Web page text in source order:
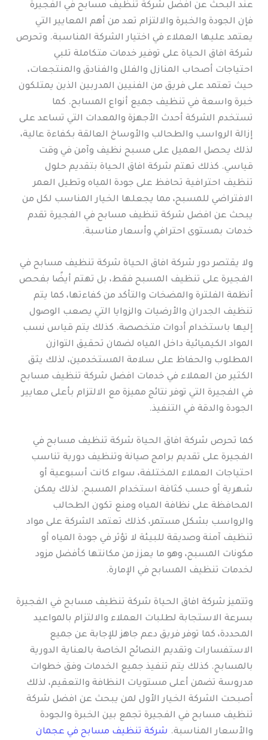
عند البحث عن افضل شركة تنظيف مسابح في الفجيرة
فإن الجودة والخبرة والالتزام تعد من أهم المعايير التي
يعتمد عليها العملاء في اختيار الشركة المناسبة. وتحرص
شركة افاق الحياة على توفير خدمات متكاملة تلبي
احتياجات أصحاب المنازل والفلل والفنادق والمنتجعات،
حيث تعتمد على فريق من الفنيين المدربين الذين يمتلكون
خبرة واسعة في تنظيف جميع أنواع المسابح. كما
تستخدم الشركة أحدث الأجهزة والمعدات التي تساعد على
إزالة الرواسب والطحالب والأوساخ العالقة بكفاءة عالية،
لذلك يحصل العميل على مسبح نظيف وآمن في وقت
قياسي. كذلك تهتم شركة افاق الحياة بتقديم حلول
تنظيف احترافية تحافظ على جودة المياه وتطيل العمر
الافتراضي للمسبح، مما يجعلها الخيار المناسب لكل من
يبحث عن افضل شركة تنظيف مسابح في الفجيرة تقدم
خدمات بمستوى احترافي وأسعار مناسبة.
ولا يقتصر دور شركة افاق الحياة شركة تنظيف مسابح في
الفجيرة على تنظيف المسبح فقط، بل تهتم أيضًا بفحص
أنظمة الفلترة والمضخات والتأكد من كفاءتها، كما يتم
تنظيف الجدران والأرضيات والزوايا التي يصعب الوصول
إليها باستخدام أدوات متخصصة. كذلك يتم قياس نسب
المواد الكيميائية داخل المياه لضمان تحقيق التوازن
المطلوب والحفاظ على سلامة المستخدمين، لذلك يثق
الكثير من العملاء في خدمات افضل شركة تنظيف مسابح
في الفجيرة التي توفر نتائج مميزة مع الالتزام بأعلى معايير
الجودة والدقة في التنفيذ.
كما تحرص شركة افاق الحياة شركة تنظيف مسابح في
الفجيرة على تقديم برامج صيانة وتنظيف دورية تناسب
احتياجات العملاء المختلفة، سواء كانت أسبوعية أو
شهرية أو حسب كثافة استخدام المسبح. لذلك يمكن
المحافظة على نظافة المياه ومنع تكون الطحالب
والرواسب بشكل مستمر، كذلك تعتمد الشركة على مواد
تنظيف آمنة وصديقة للبيئة لا تؤثر في جودة المياه أو
مكونات المسبح، وهو ما يعزز من مكانتها كأفضل مزود
لخدمات تنظيف المسابح في الإمارة.
وتتميز شركة افاق الحياة شركة تنظيف مسابح في الفجيرة
بسرعة الاستجابة لطلبات العملاء والالتزام بالمواعيد
المحددة، كما توفر فريق دعم جاهز للإجابة عن جميع
الاستفسارات وتقديم النصائح الخاصة بالعناية الدورية
بالمسابح. كذلك يتم تنفيذ جميع الخدمات وفق خطوات
مدروسة تضمن أعلى مستويات النظافة والتعقيم، لذلك
أصبحت الشركة الخيار الأول لمن يبحث عن افضل شركة
تنظيف مسابح في الفجيرة تجمع بين الخبرة والجودة
والأسعار المناسبة. شركة تنظيف مسابح في عجمان